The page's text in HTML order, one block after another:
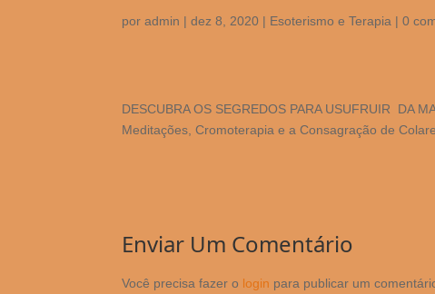
poradmin |dez 8, 2020 | Esoterismo e Terapia |0
DESCUBRA OS SEGREDOS PARA USUFRUIR DA
Meditações, Cromoterapia e a Consagração de
Enviar Um Comentário
Você precisa fazer o login para publicar um